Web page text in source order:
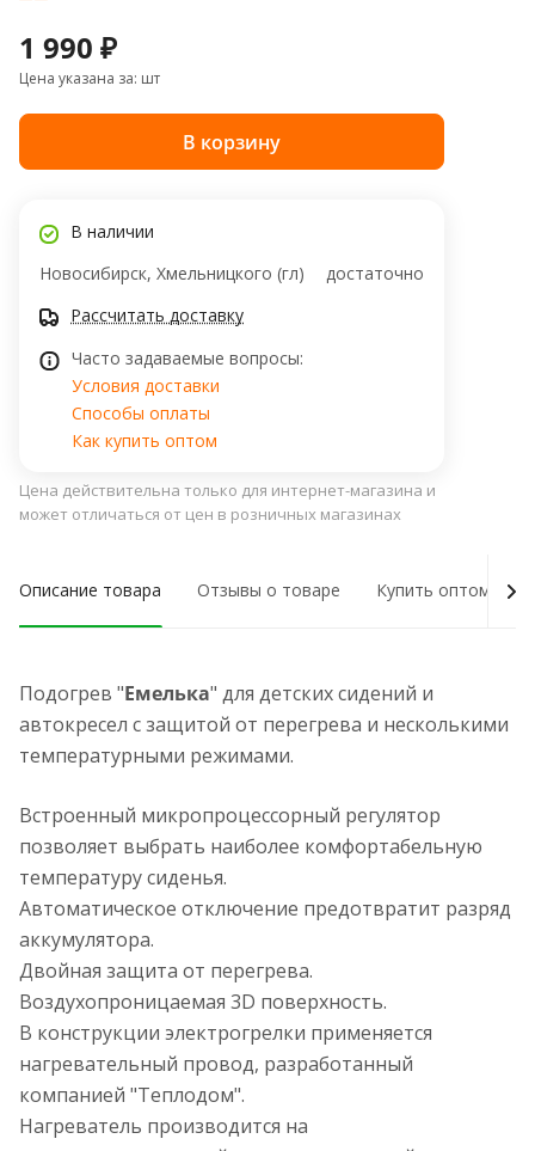
1 990 ₽
Цена указана за: шт
В корзину
В наличии
Новосибирск, Хмельницкого (гл)
достаточно
Рассчитать доставку
Часто задаваемые вопросы:
Условия доставки
Способы оплаты
Как купить оптом
Цена действительна только для интернет-магазина и
может отличаться от цен в розничных магазинах
Описание товара Отзывы о товаре Купить оптом
Подогрев "Емелька" для детских сидений и
автокресел с защитой от перегрева и несколькими
температурными режимами.
Встроенный микропроцессорный регулятор
позволяет выбрать наиболее комфортабельную
температуру сиденья.
Автоматическое отключение предотвратит разряд
аккумулятора.
Двойная защита от перегрева.
Воздухопроницаемая 3D поверхность.
В конструкции электрогрелки применяется
нагревательный провод, разработанный
компанией "Теплодом".
Нагреватель производится на